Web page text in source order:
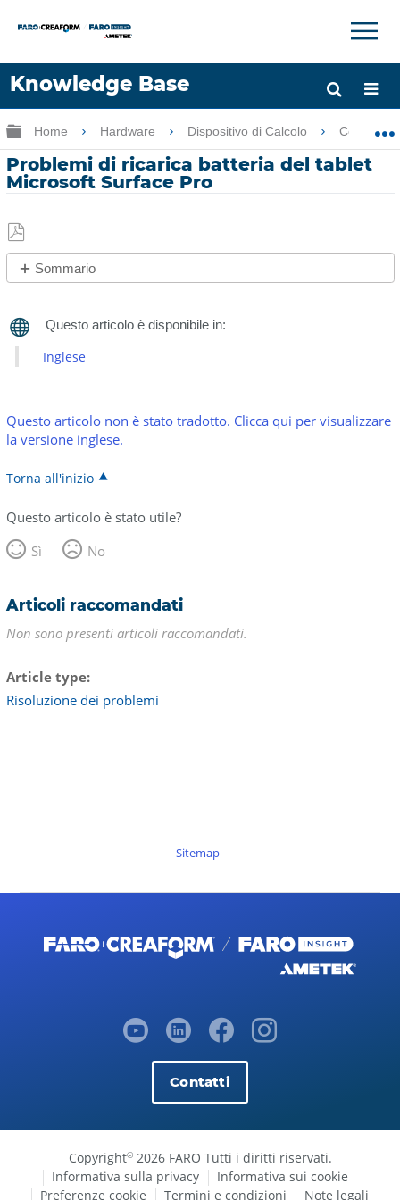
Knowledge Base
Lingua
Chiedere aiuto Accesso
×
Ingrandisci/riduci gerarchia globale
Home Hardware Dispositivo di Calcolo Computer
Problemi di ricarica batteria del tablet
Microsoft Surface Pro
Salva
comeSommario
No
Inglese
Questo articolo non è stato tradotto. Clicca qui per visualizzare
la versione inglese.
Torna all'inizio
Questo articolo è stato utile?
Sì
No
Articoli raccomandati
Non sono presenti articoli raccomandati.
Article type
Risoluzione dei problemi
Sitemap
Contatti
Copyright©2026 FARO Tutti i diritti riservati.
Informativa sulla privacy
Informativa sui cookie
Preferenze cookie
Termini e condizioni Note legali